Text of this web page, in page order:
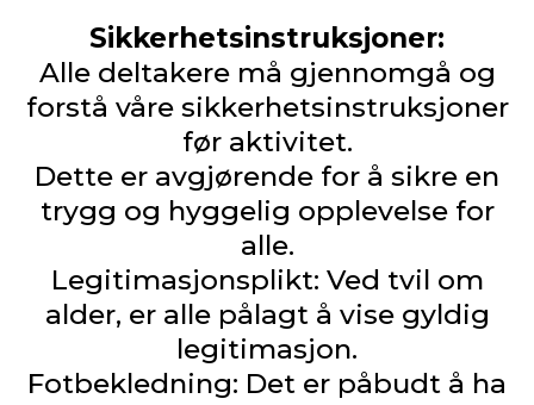
Sikkerhetsinstruksjoner:
Alle deltakere må gjennomgå og
forstå våre sikkerhetsinstruksjoner
før aktivitet.
Dette er avgjørende for å sikre en
trygg og hyggelig opplevelse for
alle.
Legitimasjonsplikt: Ved tvil om
alder, er alle pålagt å vise gyldig
legitimasjon.
Fotbekledning: Det er påbudt å ha